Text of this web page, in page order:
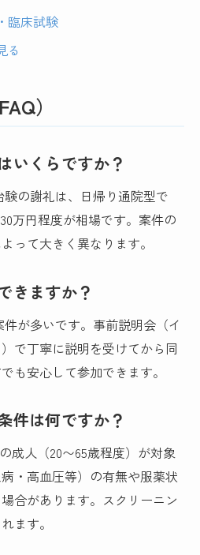
臨床試験
る
）
いくらですか？
の謝礼は、日帰り通院型で
万円程度が相場です。案件の
って大きく異なります。
きますか？
が多いです。事前説明会（イ
で丁寧に説明を受けてから同
も安心して参加できます。
件は何ですか？
成人（20〜65歳程度）が対象
・高血圧等）の有無や服薬状
合があります。スクリーニン
ます。